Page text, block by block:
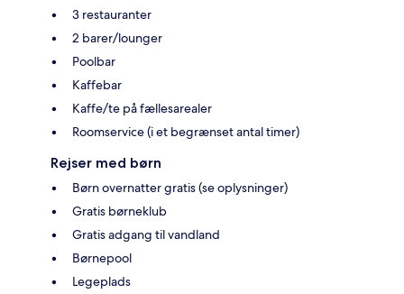
3 restauranter
2 barer/lounger
Poolbar
Kaffebar
Kaffe/te på fællesarealer
Roomservice (i et begrænset antal timer)
Rejser med børn
Børn overnatter gratis (se oplysninger)
Gratis børneklub
Gratis adgang til vandland
Børnepool
Legeplads